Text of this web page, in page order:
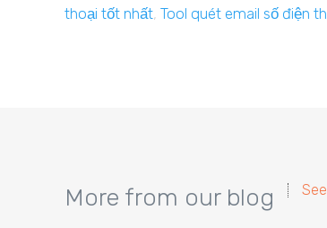
thoại tốt nhất, Tool quét email số điện
More from our blog